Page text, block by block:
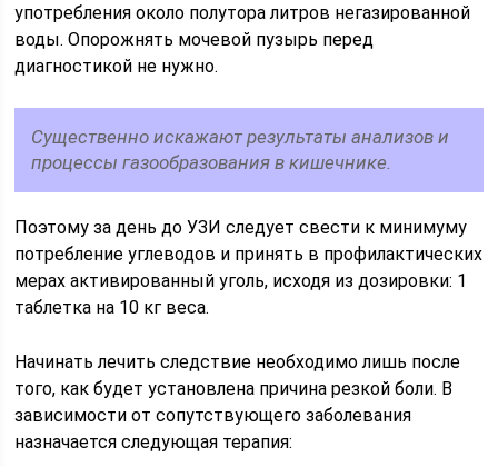
употребления около полутора литров негазированной
воды. Опорожнять мочевой пузырь перед
диагностикой не нужно.
Существенно искажают результаты анализов и
процессы газообразования в кишечнике.
Поэтому за день до УЗИ следует свести к минимуму
потребление углеводов и принять в профилактических
мерах активированный уголь, исходя из дозировки: 1
таблетка на 10 кг веса.
Начинать лечить следствие необходимо лишь после
того, как будет установлена причина резкой боли. В
зависимости от сопутствующего заболевания
назначается следующая терапия: